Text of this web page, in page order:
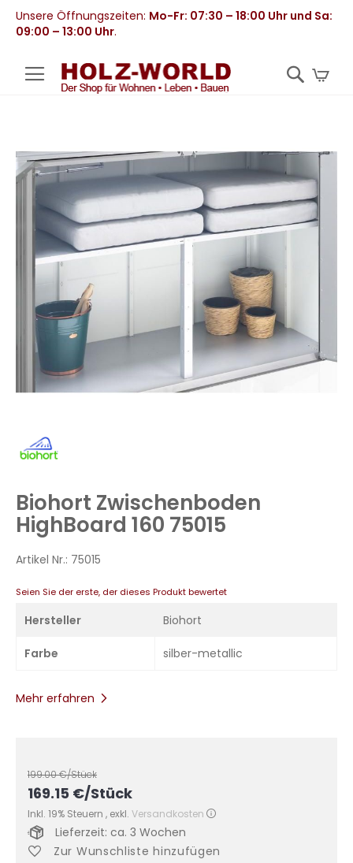
Unsere Öffnungszeiten: Mo-Fr: 07:30 – 18:00 Uhr und Sa:
09:00 – 13:00 Uhr.
der
Bildergalerie
springen
Zum
Anfang
springen
Biohort Zwischenboden
HighBoard 160 75015
Artikel Nr.: 75015
Seien Sie der erste, der dieses Produkt bewertet
Hersteller Biohort
Farbe silber-metallic
Mehr erfahren
199.00€/Stück
169.15 €/Stück
Inkl. 19% Steuern , exkl. Versandkosten
Lieferzeit: ca. 3 Wochen
Zur Wunschliste hinzufügen